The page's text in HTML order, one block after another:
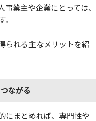
業主や企業にとっては、
られる主なメリットを紹
ながる
にまとめれば、専門性や